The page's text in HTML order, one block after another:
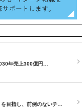
年売上300億円…
目指し、前例のないチ…